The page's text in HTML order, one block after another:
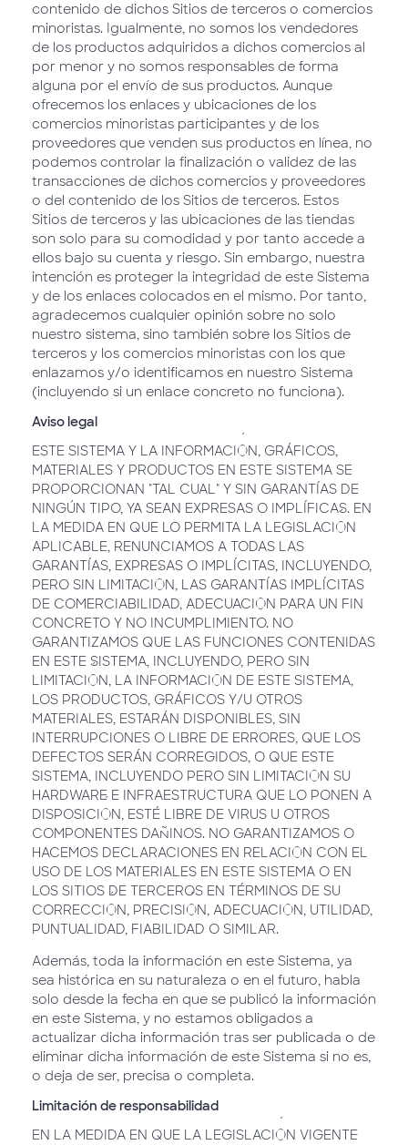
contenido de dichos Sitios de terceros o comercios
minoristas. Igualmente, no somos los vendedores
de los productos adquiridos a dichos comercios al
por menor y no somos responsables de forma
alguna por el envío de sus productos. Aunque
ofrecemos los enlaces y ubicaciones de los
comercios minoristas participantes y de los
proveedores que venden sus productos en línea, no
podemos controlar la finalización o validez de las
transacciones de dichos comercios y proveedores
o del contenido de los Sitios de terceros. Estos
Sitios de terceros y las ubicaciones de las tiendas
son solo para su comodidad y por tanto accede a
ellos bajo su cuenta y riesgo. Sin embargo, nuestra
intención es proteger la integridad de este Sistema
y de los enlaces colocados en el mismo. Por tanto,
agradecemos cualquier opinión sobre no solo
nuestro sistema, sino también sobre los Sitios de
terceros y los comercios minoristas con los que
enlazamos y/o identificamos en nuestro Sistema
(incluyendo si un enlace concreto no funciona).
Aviso legal
ESTE SISTEMA Y LA INFORMACIÓN, GRÁFICOS,
MATERIALES Y PRODUCTOS EN ESTE SISTEMA SE
PROPORCIONAN "TAL CUAL" Y SIN GARANTÍAS DE
NINGÚN TIPO, YA SEAN EXPRESAS O IMPLÍFICAS. EN
LA MEDIDA EN QUE LO PERMITA LA LEGISLACIÓN
APLICABLE, RENUNCIAMOS A TODAS LAS
GARANTÍAS, EXPRESAS O IMPLÍCITAS, INCLUYENDO,
PERO SIN LIMITACIÓN, LAS GARANTÍAS IMPLÍCITAS
DE COMERCIABILIDAD, ADECUACIÓN PARA UN FIN
CONCRETO Y NO INCUMPLIMIENTO. NO
GARANTIZAMOS QUE LAS FUNCIONES CONTENIDAS
EN ESTE SISTEMA, INCLUYENDO, PERO SIN
LIMITACIÓN, LA INFORMACIÓN DE ESTE SISTEMA,
LOS PRODUCTOS, GRÁFICOS Y/U OTROS
MATERIALES, ESTARÁN DISPONIBLES, SIN
INTERRUPCIONES O LIBRE DE ERRORES, QUE LOS
DEFECTOS SERÁN CORREGIDOS, O QUE ESTE
SISTEMA, INCLUYENDO PERO SIN LIMITACIÓN SU
HARDWARE E INFRAESTRUCTURA QUE LO PONEN A
DISPOSICIÓN, ESTÉ LIBRE DE VIRUS U OTROS
COMPONENTES DAÑINOS. NO GARANTIZAMOS O
HACEMOS DECLARACIONES EN RELACIÓN CON EL
USO DE LOS MATERIALES EN ESTE SISTEMA O EN
LOS SITIOS DE TERCEROS EN TÉRMINOS DE SU
CORRECCIÓN, PRECISIÓN, ADECUACIÓN, UTILIDAD,
PUNTUALIDAD, FIABILIDAD O SIMILAR.
Además, toda la información en este Sistema, ya
sea histórica en su naturaleza o en el futuro, habla
solo desde la fecha en que se publicó la información
en este Sistema, y no estamos obligados a
actualizar dicha información tras ser publicada o de
eliminar dicha información de este Sistema si no es,
o deja de ser, precisa o completa.
Limitación de responsabilidad
EN LA MEDIDA EN QUE LA LEGISLACIÓN VIGENTE